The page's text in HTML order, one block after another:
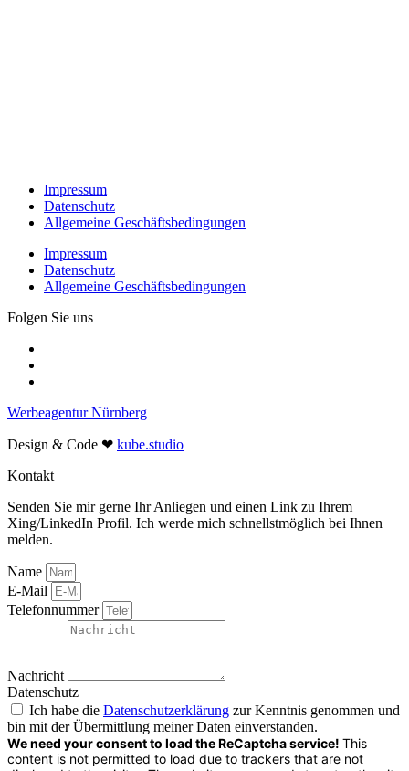
Impressum
Datenschutz
Allgemeine Geschäftsbedingungen
Impressum
Datenschutz
Allgemeine Geschäftsbedingungen
Folgen Sie uns
Werbeagentur Nürnberg
Design & Code ❤ kube.studio
Kontakt
Senden Sie mir gerne Ihr Anliegen und einen Link zu Ihrem
Xing/LinkedIn Profil. Ich werde mich schnellstmöglich bei Ihnen
melden.
Name
E-Mail
Telefonnummer
Nachricht
Datenschutz
Ich habe die Datenschutzerklärung zur Kenntnis genommen und
bin mit der Übermittlung meiner Daten einverstanden.
We need your consent to load the ReCaptcha service! This
content is not permitted to load due to trackers that are not